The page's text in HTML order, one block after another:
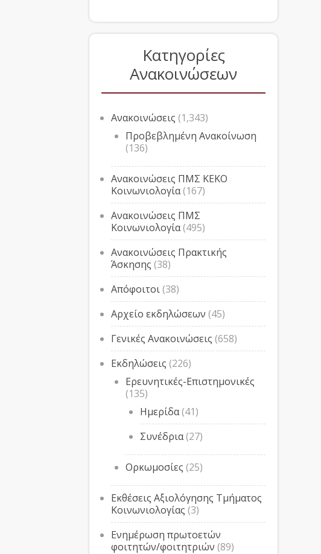
Κατηγορίες
Ανακοινώσεων
Ανακοινώσεις (1,343)
Προβεβλημένη Ανακοίνωση
(136)
Ανακοινώσεις ΠΜΣ ΚΕΚΟ
Κοινωνιολογία(167)
Ανακοινώσεις ΠΜΣ
Κοινωνιολογία(495)
Ανακοινώσεις Πρακτικής
Άσκησης (38)
Απόφοιτοι(38)
Αρχείο εκδηλώσεων (45)
Γενικές Ανακοινώσεις (658)
Εκδηλώσεις (226)
Ερευνητικές-Επιστημονικές
(135)
Ημερίδα(41)
Συνέδρια(27)
Ορκωμοσίες (25)
Εκθέσεις Αξιολόγησης Τμήματος
Κοινωνιολογίας (3)
Ενημέρωση πρωτοετών
φοιτητών/φοιτητριών (89)